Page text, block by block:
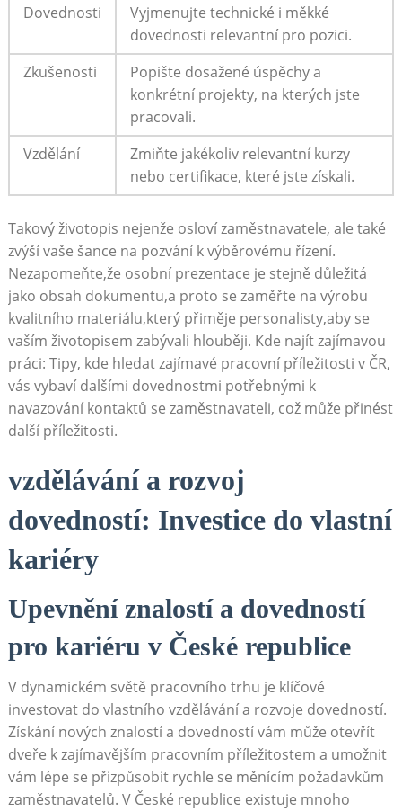
Dovednosti
Vyjmenujte ⁤technické i měkké
dovednosti relevantní pro pozici.
Zkušenosti
Popište dosažené úspěchy a
konkrétní projekty, na kterých jste
‌pracovali.
Vzdělání
Zmiňte jakékoliv relevantní kurzy
nebo certifikace, které jste získali.
Takový životopis nejenže osloví zaměstnavatele, ale také
zvýší vaše ⁢šance​ na pozvání⁤ k výběrovému řízení.
Nezapomeňte,že osobní prezentace je stejně důležitá
‍jako obsah dokumentu,a proto se zaměřte na výrobu
kvalitního⁢ materiálu,který přiměje personalisty,aby se⁤
vaším životopisem zabývali hlouběji. Kde⁢ najít zajímavou​
práci: Tipy, kde hledat ​zajímavé pracovní příležitosti​ v ČR,
‌vás vybaví dalšími dovednostmi potřebnými k
navazování kontaktů se zaměstnavateli, což může přinést‌
další ‍příležitosti.
vzdělávání a rozvoj
dovedností: Investice​ do vlastní
kariéry
Upevnění ⁤znalostí a dovedností
pro kariéru v ⁤České republice
V dynamickém světě pracovního trhu je klíčové
investovat do vlastního ‌vzdělávání a rozvoje‌ dovedností.
Získání nových znalostí a ⁢dovedností vám ⁤může otevřít⁣
dveře ⁤k zajímavějším pracovním příležitostem a umožnit
vám lépe se⁤ přizpůsobit rychle se měnícím požadavkům
zaměstnavatelů. ‌V⁤ České republice existuje mnoho ​